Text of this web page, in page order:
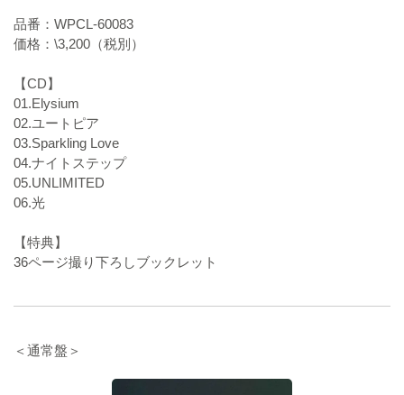
品番：WPCL-60083
価格：\3,200（税別）
【CD】
01.Elysium
02.ユートピア
03.Sparkling Love
04.ナイトステップ
05.UNLIMITED
06.光
【特典】
36ページ撮り下ろしブックレット
＜通常盤＞